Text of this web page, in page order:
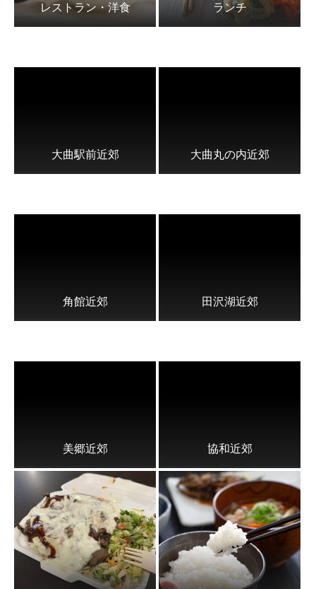
レストラン・洋食 ランチ
大曲駅前近郊 大曲丸の内近郊
角館近郊 田沢湖近郊
美郷近郊 協和近郊